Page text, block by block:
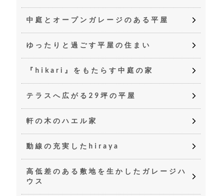
中庭とオープンガレージのある平屋
ゆったりと過ごす平屋の住まい
『hikari』をもたらす中庭の家
テラスへ広がる29坪の平屋
軒の木のハエル家
動線の充実したhiraya
高低差のある敷地を生かしたガレージハ
ウス